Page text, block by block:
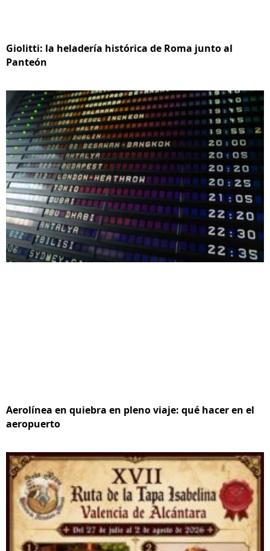
Giolitti: la heladería histórica de Roma junto al
Panteón
Aerolínea en quiebra en pleno viaje: qué hacer en el
aeropuerto